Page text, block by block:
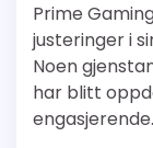
Prime
justeringer i
Noen
har blitt
engasjerende.